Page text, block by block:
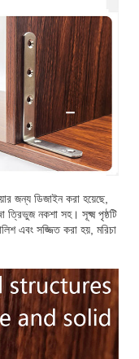
জন্য ডিজাইন করা হয়েছে,
নকশা সহ। সূক্ষ্ম পৃষ্ঠটি
এবং সজ্জিত করা হয়, মরিচা